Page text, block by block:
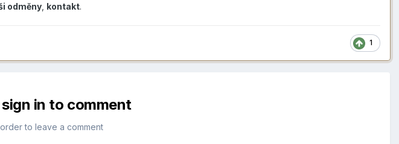
odměny kontakt.
1
in to comment
to leave a comment